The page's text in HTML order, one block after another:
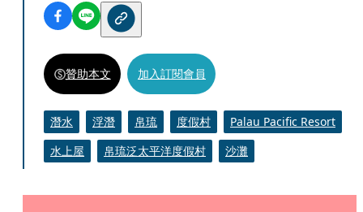
贊助本文 加入訂閱會員
潛水 浮潛 帛琉 度假村
Palau Pacific Resort
水上屋
帛琉泛太平洋度假村 沙灘